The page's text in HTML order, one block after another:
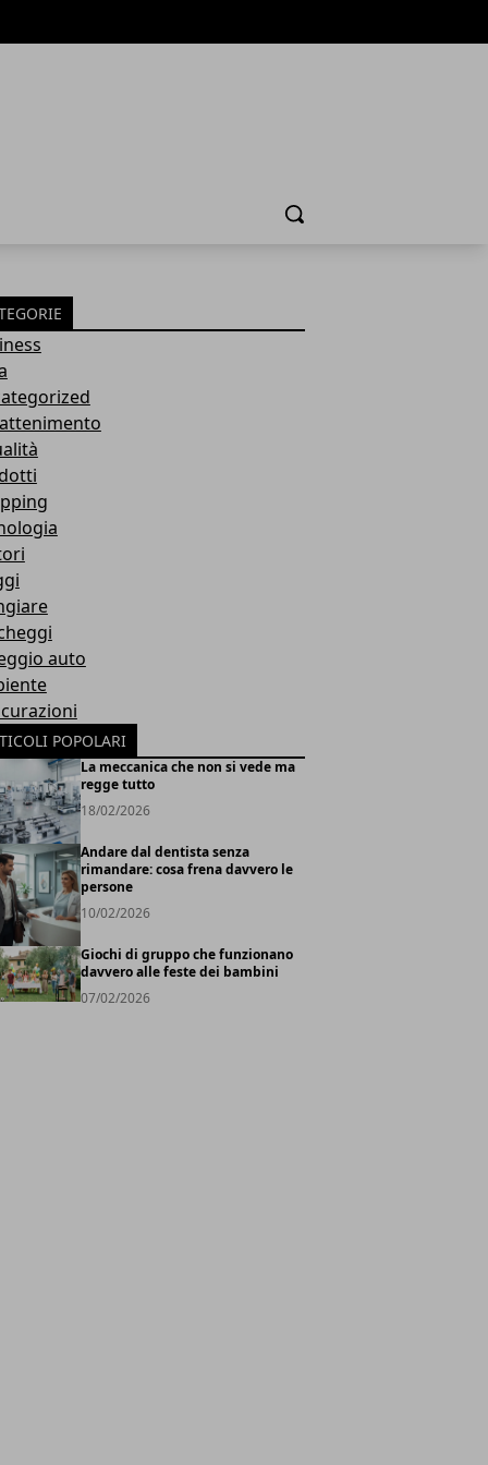
Cerca
auto
POPOLARI
La meccanica che non si vede ma
regge tutto
18/02/2026
Andare dal dentista senza
rimandare: cosa frena davvero le
persone
10/02/2026
Giochi di gruppo che funzionano
davvero alle feste dei bambini
07/02/2026